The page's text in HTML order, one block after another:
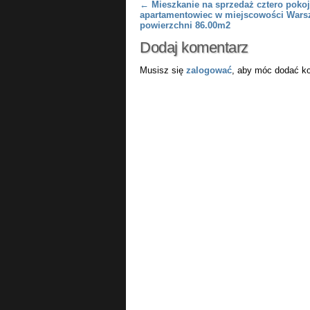
Post navigation
← Mieszkanie na sprzedaż cztero
apartamentowiec w miejscowości
powierzchni 86.00m2
Dodaj komentarz
Musisz się zalogować, aby móc dodać